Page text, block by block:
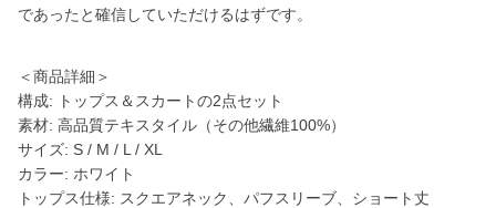
であったと確信していただけるはずです。
＜商品詳細＞
構成: トップス＆スカートの2点セット
素材: 高品質テキスタイル（その他繊維100%）
サイズ: S / M / L / XL
カラー: ホワイト
トップス仕様: スクエアネック、パフスリーブ、ショート丈